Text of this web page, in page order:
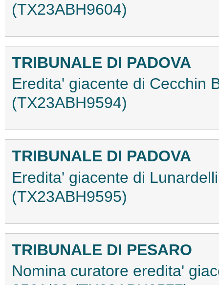
(TX23ABH9604)
TRIBUNALE DI PADOVA
Eredita' giacente di Cecchin
(TX23ABH9594)
TRIBUNALE DI PADOVA
Eredita' giacente di
(TX23ABH9595)
TRIBUNALE DI PESARO
Nomina curatore eredita'